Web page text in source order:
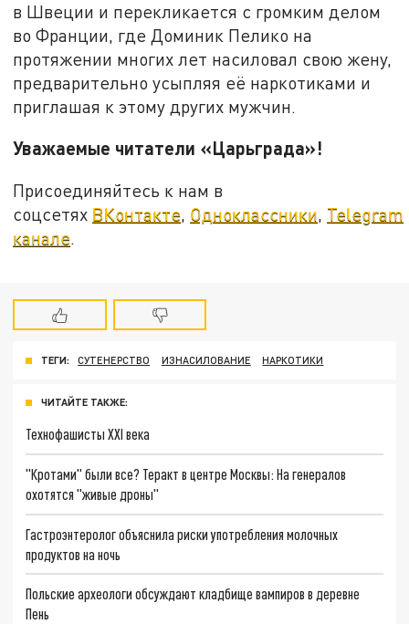
в Швеции и перекликается с громким делом
во Франции, где Доминик Пелико на
протяжении многих лет насиловал свою жену,
предварительно усыпляя её наркотиками и
приглашая к этому других мужчин.
Уважаемые читатели «Царьграда»!
Присоединяйтесь к нам в
соцсетях ВКонтакте, Одноклассники, Telegram
канале.
ТЕГИ: СУТЕНЕРСТВО ИЗНАСИЛОВАНИЕ НАРКОТИКИ
ЧИТАЙТЕ ТАКЖЕ:
Технофашисты XXI века
"Кротами" были все? Теракт в центре Москвы: На генералов
охотятся "живые дроны"
Гастроэнтеролог объяснила риски употребления молочных
продуктов на ночь
Польские археологи обсуждают кладбище вампиров в деревне
Пень